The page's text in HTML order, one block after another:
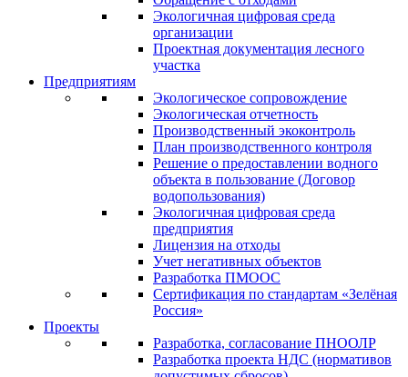
Экологичная цифровая среда
организации
Проектная документация лесного
участка
Предприятиям
Экологическое сопровождение
Экологическая отчетность
Производственный экоконтроль
План производственного контроля
Решение о предоставлении водного
объекта в пользование (Договор
водопользования)
Экологичная цифровая среда
предприятия
Лицензия на отходы
Учет негативных объектов
Разработка ПМООС
Сертификация по стандартам «Зелёная
Россия»
Проекты
Разработка, согласование ПНООЛР
Разработка проекта НДС (нормативов